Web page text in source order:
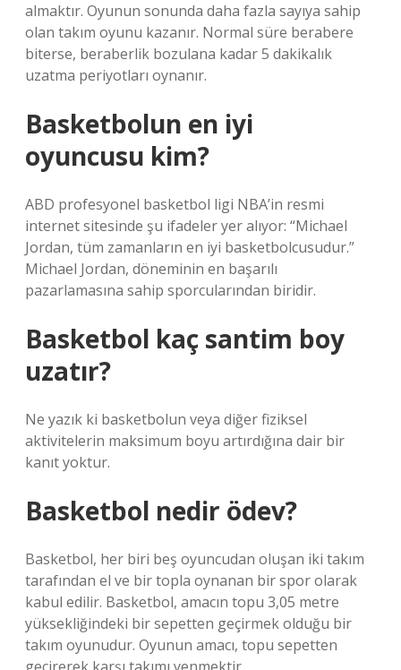
almaktır. Oyunun sonunda daha fazla sayıya sahip
olan takım oyunu kazanır. Normal süre berabere
biterse, beraberlik bozulana kadar 5 dakikalık
uzatma periyotları oynanır.
Basketbolun en iyi
oyuncusu kim?
ABD profesyonel basketbol ligi NBA’in resmi
internet sitesinde şu ifadeler yer alıyor: “Michael
Jordan, tüm zamanların en iyi basketbolcusudur.”
Michael Jordan, döneminin en başarılı
pazarlamasına sahip sporcularından biridir.
Basketbol kaç santim boy
uzatır?
Ne yazık ki basketbolun veya diğer fiziksel
aktivitelerin maksimum boyu artırdığına dair bir
kanıt yoktur.
Basketbol nedir ödev?
Basketbol, ​​her biri beş oyuncudan oluşan iki takım
tarafından el ve bir topla oynanan bir spor olarak
kabul edilir. Basketbol, ​​amacın topu 3,05 metre
yüksekliğindeki bir sepetten geçirmek olduğu bir
takım oyunudur. Oyunun amacı, topu sepetten